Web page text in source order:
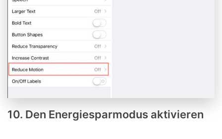
10. Den Energiesparmodus aktivieren